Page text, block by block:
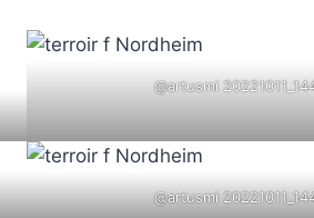
@artusmi
@artusmi